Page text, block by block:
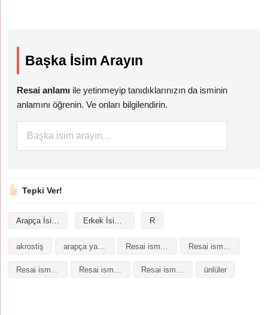
Başka İsim Arayın
Resai anlamı ile yetinmeyip tanıdıklarınızın da isminin
anlamını öğrenin. Ve onları bilgilendirin.
Tepki Ver!
Arapça İsimler Erkek İsimleri R
akrostiş arapça yazılışı
Resai isminin baş harfleriyle şiir Resai isminin kökeni Resai isminin numerolojisi ünlüler